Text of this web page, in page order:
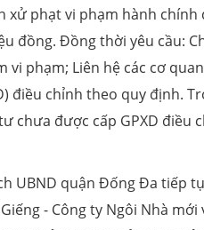
xử phạt vi phạm hành chính
đồng. Đồng thời yêu cầu:
phạm; Liên hệ các cơ
điều chỉnh theo quy định.
chưa được cấp GPXD điều
UBND quận Đống Đa tiếp
- Công ty Ngôi Nhà mới